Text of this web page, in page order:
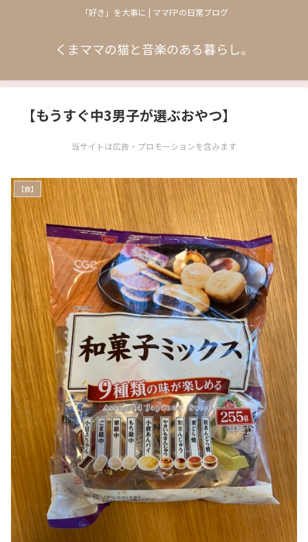
「好き」を大事に | ママFPの日常ブログ
くまママの猫と音楽のある暮らし。
【もうすぐ中3男子が選ぶおやつ】
当サイトは広告・プロモーションを含みます
【食】